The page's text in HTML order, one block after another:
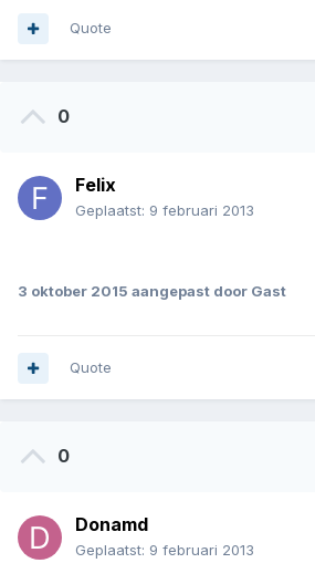
Quote
0
Felix
Geplaatst: 9 februari 2013
3 oktober 2015 aangepast door Gast
Quote
0
Donamd
Geplaatst: 9 februari 2013